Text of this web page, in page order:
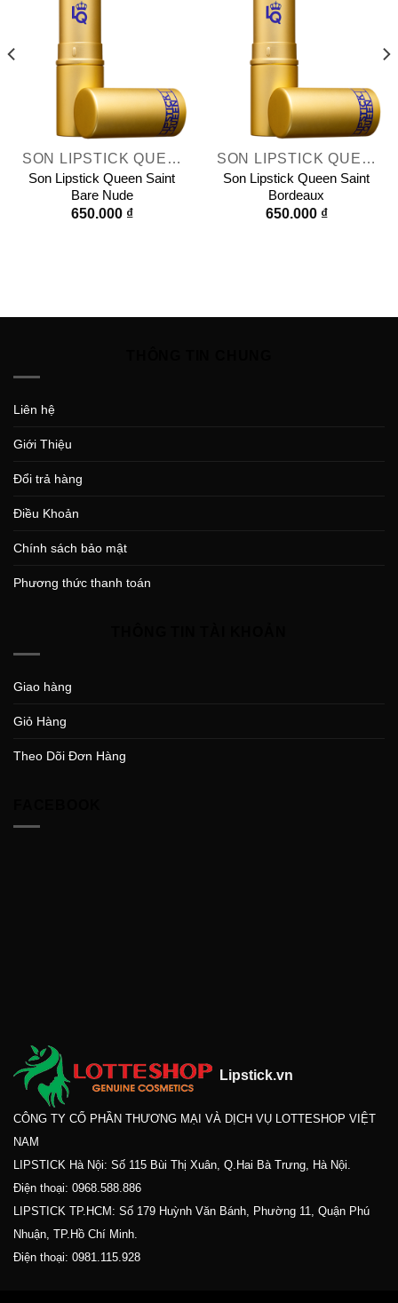
SON LIPSTICK QUEEN
Son Lipstick Queen Saint
Bare Nude
650.000 ₫
SON LIPSTICK QUEEN
Son Lipstick Queen Saint
Bordeaux
650.000 ₫
Liên hệ
Giới Thiệu
Đổi trả hàng
Điều Khoản
Chính sách bảo mật
Phương thức thanh toán
Giao hàng
Giỏ Hàng
Theo Dõi Đơn Hàng
Lipstick.vn
CÔNG TY CỔ PHẦN THƯƠNG MẠI VÀ DỊCH VỤ LOTTESHOP VIỆT
NAM
LIPSTICK Hà Nội: Số 115 Bùi Thị Xuân, Q.Hai Bà Trưng, Hà Nội.
Điện thoại: 0968.588.886
LIPSTICK TP.HCM: Số 179 Huỳnh Văn Bánh, Phường 11, Quận Phú
Nhuận, TP.Hồ Chí Minh.
Điện thoại: 0981.115.928